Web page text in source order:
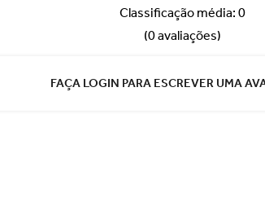
Classificação média: 0
(0 avaliações)
FAÇA LOGIN PARA ESCREVER UMA